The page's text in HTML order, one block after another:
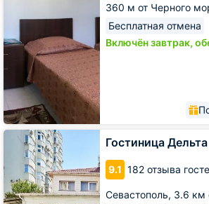
360 м от Черного
Бесплатная отмена
Включён завтрак,
Гостиница Дельта
9.1 182 отзыва
Севастополь, 3.6 км
Гостиница
Дельта